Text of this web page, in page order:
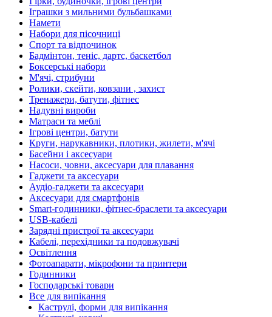
Іграшки з мильними бульбашками
Намети
Набори для пісочниці
Спорт та відпочинок
Бадмінтон, теніс, дартс, баскетбол
Боксерські набори
М'ячі, стрибуни
Ролики, скейти, ковзани , захист
Тренажери, батути, фітнес
Надувні вироби
Матраси та меблі
Ігрові центри, батути
Круги, нарукавники, плотики, жилети, м'ячі
Басейни і аксесуари
Насоси, човни, аксесуари для плавання
Гаджети та аксесуари
Аудіо-гаджети та аксесуари
Аксесуари для смартфонів
Smart-годинники, фітнес-браслети та аксесуари
USB-кабелі
Зарядні пристрої та аксесуари
Кабелі, перехідники та подовжувачі
Освітлення
Фотоапарати, мікрофони та принтери
Годинники
Господарські товари
Все для випікання
Каструлі, форми для випікання